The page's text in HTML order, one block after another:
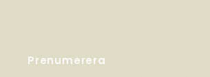
Prenumerera